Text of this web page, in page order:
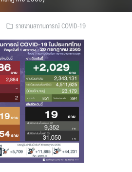
Search
รายงานสถานการณ์ COVID-19